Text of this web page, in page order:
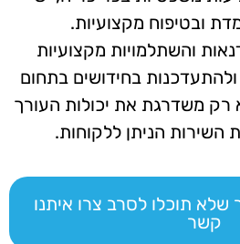
ובטיפוח מקצועיות.
והשתלמויות מקצועיות
בחידושים בתחום
משדרגת את יכולות העורך
הניתן ללקוחות.
תוכלו לסרב צרו איתנו
קשר